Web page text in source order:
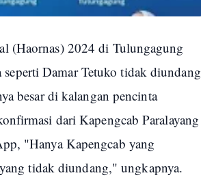
(Haornas) 2024 di Tulungagung
Damar Tetuko tidak diundang
besar di kalangan pencinta
dari Kapengcab Paralayang
"Hanya Kapengcab yang
tidak diundang," ungkapnya.